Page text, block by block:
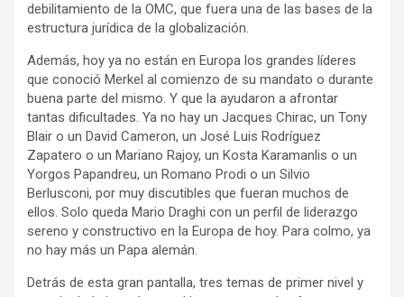
debilitamiento de la OMC, que fuera una de las bases de la
estructura jurídica de la globalización.
Además, hoy ya no están en Europa los grandes líderes
que conoció Merkel al comienzo de su mandato o durante
buena parte del mismo. Y que la ayudaron a afrontar
tantas dificultades. Ya no hay un Jacques Chirac, un Tony
Blair o un David Cameron, un José Luis Rodríguez
Zapatero o un Mariano Rajoy, un Kosta Karamanlis o un
Yorgos Papandreu, un Romano Prodi o un Silvio
Berlusconi, por muy discutibles que fueran muchos de
ellos. Solo queda Mario Draghi con un perfil de liderazgo
sereno y constructivo en la Europa de hoy. Para colmo, ya
no hay más un Papa alemán.
Detrás de esta gran pantalla, tres temas de primer nivel y